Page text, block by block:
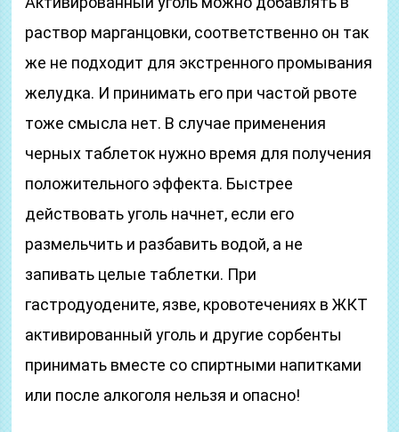
раствор марганцовки, соответственно он так
же не подходит для экстренного промывания
желудка. И принимать его при частой рвоте
тоже смысла нет. В случае применения
черных таблеток нужно время для получения
положительного эффекта. Быстрее
действовать уголь начнет, если его
размельчить и разбавить водой, а не
запивать целые таблетки. При
гастродуодените, язве, кровотечениях в ЖКТ
активированный уголь и другие сорбенты
принимать вместе со спиртными напитками
или после алкоголя нельзя и опасно!